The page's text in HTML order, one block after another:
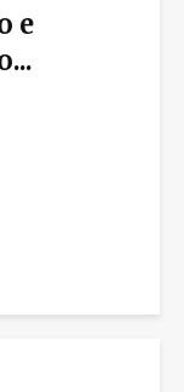
e